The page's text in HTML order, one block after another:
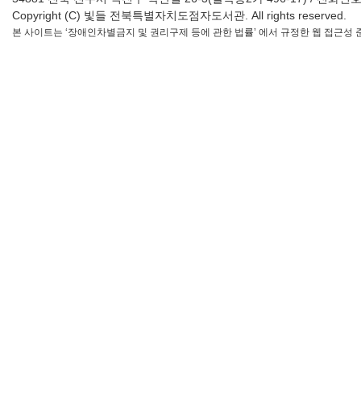
Copyright (C) 빛들 전북특별자치도점자도서관. All rights reserved.
본 사이트는 ‘장애인차별금지 및 권리구제 등에 관한 법률’ 에서 규정한 웹 접근